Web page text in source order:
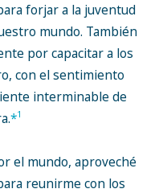
forjar a la juventud
mundo. También
por capacitar a los
con el sentimiento
interminable de
*1
el mundo, aproveché
reunirme con los